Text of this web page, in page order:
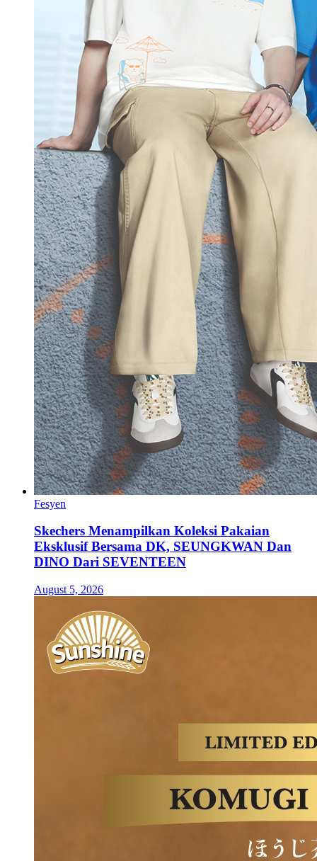
Fesyen
Skechers Menampilkan Koleksi Pakaian
Eksklusif Bersama DK, SEUNGKWAN Dan
DINO Dari SEVENTEEN
August 5, 2026